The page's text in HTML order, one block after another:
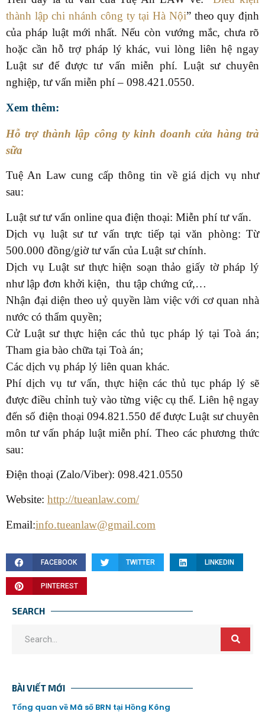
thành lập chi nhánh công ty tại Hà Nội” theo quy định
của pháp luật mới nhất. Nếu còn vướng mắc, chưa rõ
hoặc cần hỗ trợ pháp lý khác, vui lòng liên hệ ngay
Luật sư để được tư vấn miễn phí. Luật sư chuyên
nghiệp, tư vấn miễn phí – 098.421.0550.
Xem thêm:
Hỗ trợ thành lập công ty kinh doanh cửa hàng trà
sữa
Tuệ An Law cung cấp thông tin về giá dịch vụ như
sau:
Luật sư tư vấn online qua điện thoại: Miễn phí tư vấn.
Dịch vụ luật sư tư vấn trực tiếp tại văn phòng: Từ
500.000 đồng/giờ tư vấn của Luật sư chính.
Dịch vụ Luật sư thực hiện soạn thảo giấy tờ pháp lý
như lập đơn khởi kiện, thu tập chứng cứ,…
Nhận đại diện theo uỷ quyền làm việc với cơ quan nhà
nước có thẩm quyền;
Cử Luật sư thực hiện các thủ tục pháp lý tại Toà án;
Tham gia bào chữa tại Toà án;
Các dịch vụ pháp lý liên quan khác.
Phí dịch vụ tư vấn, thực hiện các thủ tục pháp lý sẽ
được điều chỉnh tuỳ vào từng việc cụ thể. Liên hệ ngay
đến số điện thoại 094.821.550 để được Luật sư chuyên
môn tư vấn pháp luật miễn phí. Theo các phương thức
sau:
Điện thoại (Zalo/Viber): 098.421.0550
Website: http://tueanlaw.com/
Email:info.tueanlaw@gmail.com
FACEBOOK TWITTER LINKEDIN
PINTEREST
SEARCH
BÀI VIẾT MỚI
Tổng quan về Mã số BRN tại Hồng Kông